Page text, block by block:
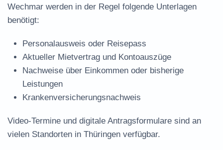
Wechmar werden in der Regel folgende Unterlagen
benötigt:
Personalausweis oder Reisepass
Aktueller Mietvertrag und Kontoauszüge
Nachweise über Einkommen oder bisherige
Leistungen
Krankenversicherungsnachweis
Video-Termine und digitale Antragsformulare sind an
vielen Standorten in Thüringen verfügbar.